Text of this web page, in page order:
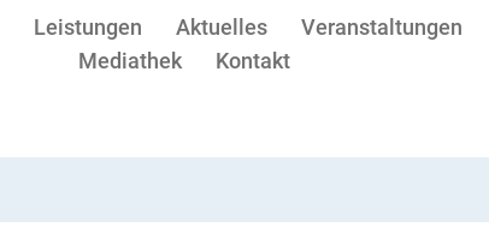
Leistungen Aktuelles
Veranstaltungen
Mediathek
Kontakt